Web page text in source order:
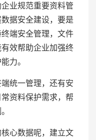
业规范重要资料管
据安全建设，要是
端安全管理，文件
效帮助企业加强终
力。
统一管理，还有安
资料保护需求，帮
心数据呢，建立文